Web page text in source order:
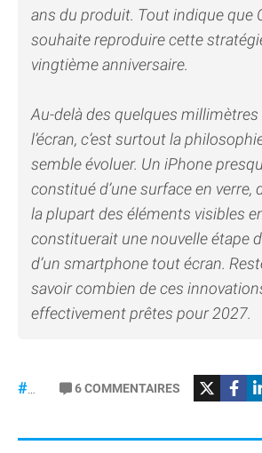
ans du produit. Tout indique que
souhaite reproduire cette
vingtième anniversaire.
Au-delà des quelques
l’écran, c’est surtout la
semble évoluer. Un iPhone
constitué d’une surface en verre,
la plupart des éléments visibles
constituerait une nouvelle étape
d’un smartphone tout écran.
savoir combien de ces
effectivement prêtes pour 2027.
6COMMENTAIRES